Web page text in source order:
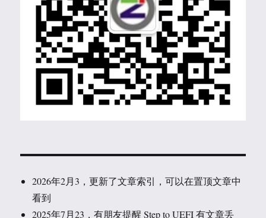
2026年2月3，更新了文章索引，可以在置顶文章中
看到
2025年7月23，有朋友提醒 Step to UEFI 有文章丢